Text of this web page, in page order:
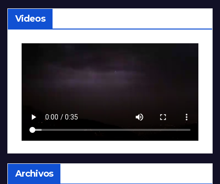
Videos
Archivos